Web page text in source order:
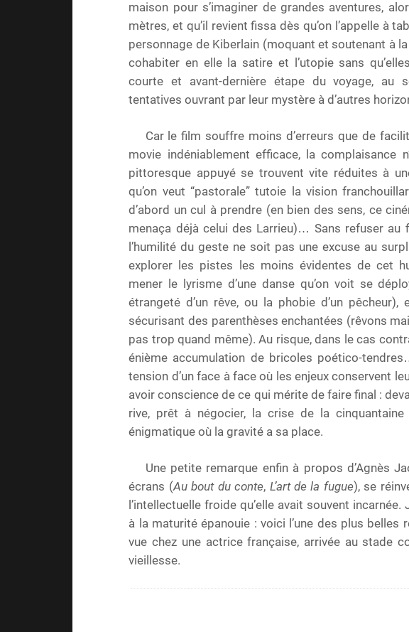
maison pour s’imaginer de grandes aventures,
mètres, et qu’il revient fissa dès qu’on l’appelle à
personnage de Kiberlain (moquant et soutenant à
cohabiter en elle la satire et l’utopie sans
courte et avant-dernière étape du voyage, au
tentatives ouvrant par leur mystère à d’autres
Car le film souffre moins d’erreurs que de
movie indéniablement efficace, la complaisance
pittoresque appuyé se trouvent vite réduites à
qu’on veut “pastorale” tutoie la vision
d’abord un cul à prendre (en bien des sens, ce
menaça déjà celui des Larrieu)… Sans refuser au
l’humilité du geste ne soit pas une excuse au
explorer les pistes les moins évidentes de cet
mener le lyrisme d’une danse qu’on voit se
étrangeté d’un rêve, ou la phobie d’un
sécurisant des parenthèses enchantées (rêvons
pas trop quand même). Au risque, dans le cas
énième accumulation de bricoles poético-
tension d’un face à face où les enjeux conservent
avoir conscience de ce qui mérite de faire final :
rive, prêt à négocier, la crise de la
énigmatique où la gravité a sa place.
Une petite remarque enfin à propos d’Agnès
écrans (Au bout du conte, L’art de la fugue), se
l’intellectuelle froide qu’elle avait souvent
à la maturité épanouie : voici l’une des plus belles
vue chez une actrice française, arrivée au stade
vieillesse.